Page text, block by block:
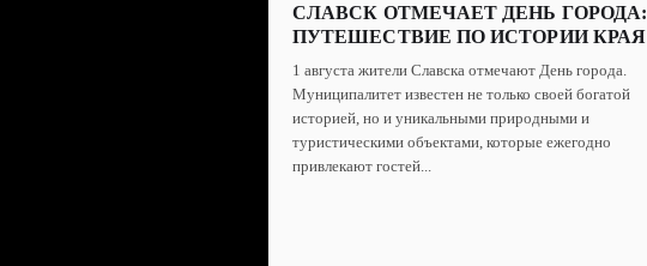
СЛАВСК ОТМЕЧАЕТ ДЕНЬ ГОРОДА:
ПУТЕШЕСТВИЕ ПО ИСТОРИИ КРАЯ
1 августа жители Славска отмечают День города.
Муниципалитет известен не только своей богатой
историей, но и уникальными природными и
туристическими объектами, которые ежегодно
привлекают гостей...